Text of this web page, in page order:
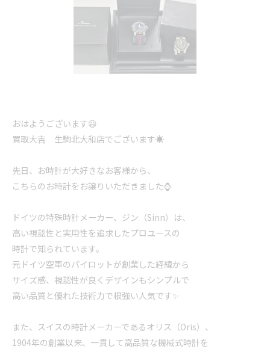
おはようございます😃
買取大吉 生駒北大和店でございます☀️
先日、お時計が大好きなお客様から、
こちらのお時計をお譲りいただきました⌚️
ドイツの特殊時計メーカー、ジン（Sinn）は、
高い視認性と実用性を追求したプロユースの
時計で知られています。
元ドイツ空軍のパイロットが創業した経緯から
サイズ感、視認性が良くデザインもシンプルで
高い品質と優れた技術力で根強い人気です✨
また、スイスの時計メーカーであるオリス（Oris）、
1904年の創業以来、一貫して高品質な機械式時計を